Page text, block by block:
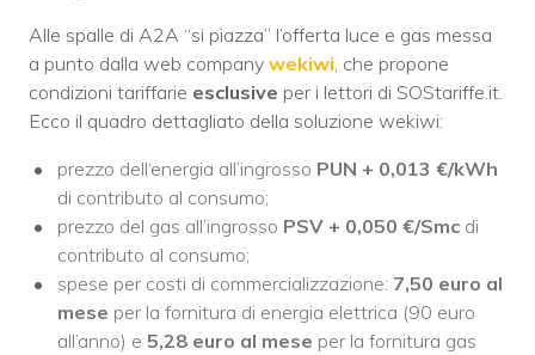
Alle spalle di A2A “si piazza” l’offerta luce e gas messa
a punto dalla web company wekiwi , che propone
condizioni tariffarie esclusive per i lettori di SOStariffe.it.
Ecco il quadro dettagliato della soluzione wekiwi:
prezzo dell‘energia all’ingrosso PUN + 0,013 €/kWh
di contributo al consumo;
prezzo del gas all’ingrosso PSV + 0,050 €/Smc di
contributo al consumo;
spese per costi di commercializzazione: 7,50 euro al
mese per la fornitura di energia elettrica (90 euro
all’anno) e 5,28 euro al mese per la fornitura gas